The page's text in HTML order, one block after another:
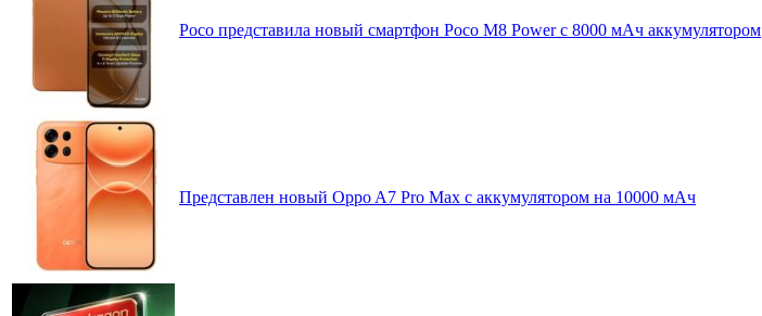
Poco представила новый смартфон Poco M8 Power с 8000 мАч аккумулятором
Представлен новый Oppo A7 Pro Max с аккумулятором на 10000 мАч